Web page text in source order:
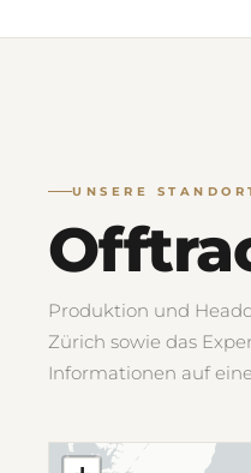
UNSERE
Produktion und
Zürich sowie das
Informationen auf